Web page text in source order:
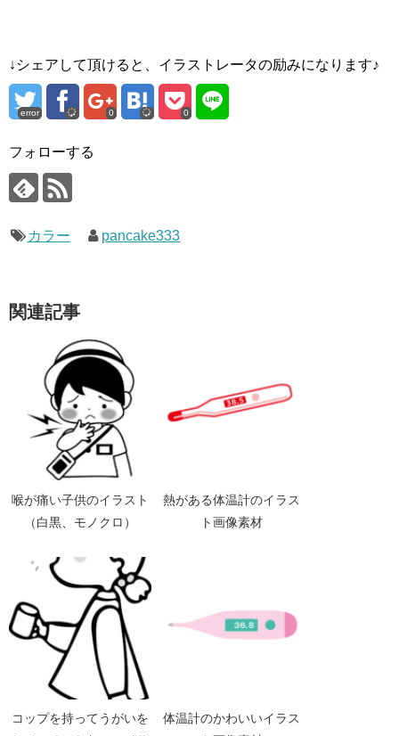
↓シェアして頂けると、イラストレータの励みになります♪
error 0 0
フォローする
カラー pancake333
関連記事
喉が痛い子供のイラスト
（白黒、モノクロ）
熱がある体温計のイラス
ト画像素材
コップを持ってうがいを
体温計のかわいいイラス